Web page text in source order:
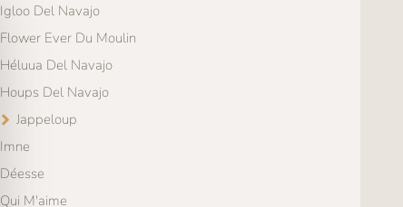
Igloo Del Navajo
Flower Ever Du Moulin
Héluua Del Navajo
Houps Del Navajo
Jappeloup
Imne
Déesse
Qui M'aime